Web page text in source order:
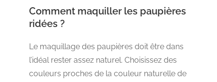
Comment maquiller les paupières
ridées ?
Le maquillage des paupières doit être dans
l’idéal rester assez naturel. Choisissez des
couleurs proches de la couleur naturelle de